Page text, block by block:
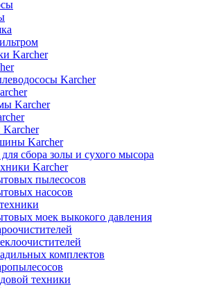
Karcher
Karcher
Karcher
Karcher
Karcher
сбора золы и сухого мысора
Karcher
пылесосов
насосов
моек выкокого давления
комплектов
техники